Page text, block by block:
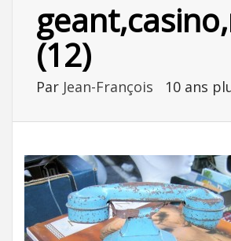
(12)
Par Jean-François 10 ans